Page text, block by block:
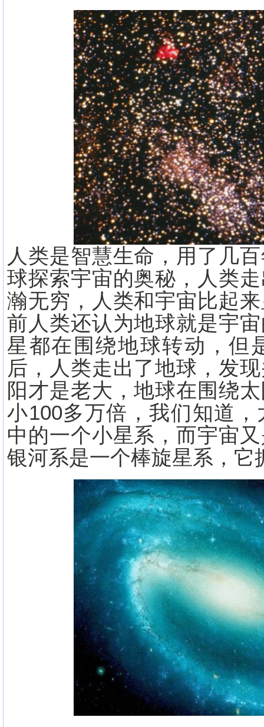
人类是智慧生命，用了几
球探索宇宙的奥秘，人类
瀚无穷，人类和宇宙比起
前人类还认为地球就是宇
星都在围绕地球转动，但
后，人类走出了地球，发
阳才是老大，地球在围绕
小100多万倍，我们知道
中的一个小星系，而宇宙
银河系是一个棒旋星系，它